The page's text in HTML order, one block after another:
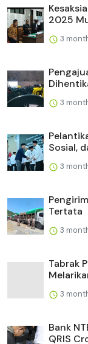
2025
3
3
Sosial,
3
Tertata
3
Tabrak
3
Bank
QRIS